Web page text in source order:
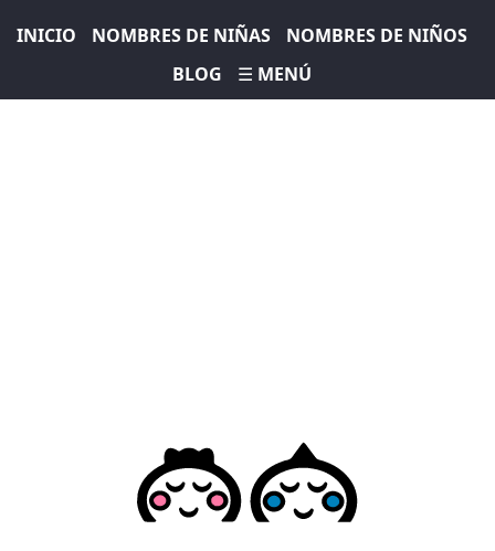
INICIO NOMBRES DE NIÑAS
NOMBRES DE NIÑOS
BLOG
☰ MENÚ